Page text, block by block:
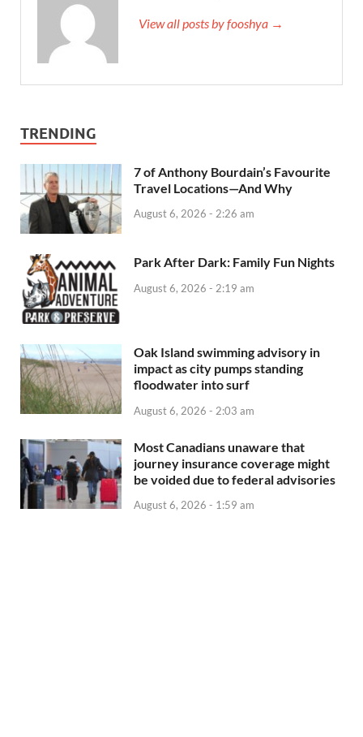
View all posts by fooshya →
TRENDING
7 of Anthony Bourdain’s Favourite
Travel Locations—And Why
August 6, 2026 - 2:26 am
Park After Dark: Family Fun Nights
August 6, 2026 - 2:19 am
Oak Island swimming advisory in
impact as city pumps standing
floodwater into surf
August 6, 2026 - 2:03 am
Most Canadians unaware that
journey insurance coverage might
be voided due to federal advisories
August 6, 2026 - 1:59 am